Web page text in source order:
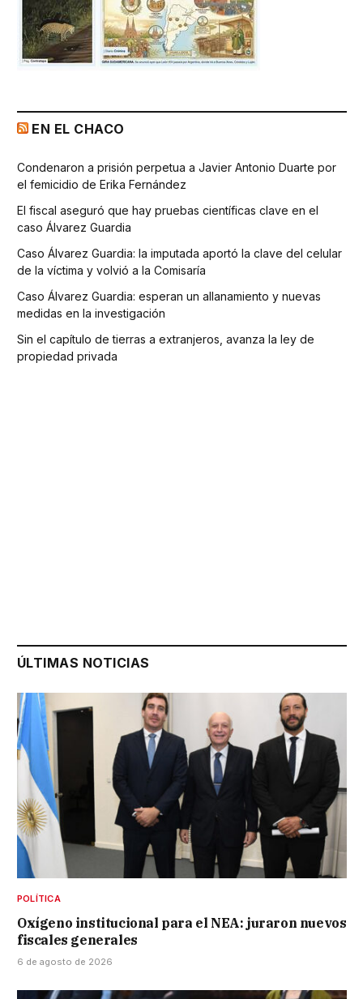
EN EL CHACO
Condenaron a prisión perpetua a Javier Antonio Duarte por
el femicidio de Erika Fernández
El fiscal aseguró que hay pruebas científicas clave en el
caso Álvarez Guardia
Caso Álvarez Guardia: la imputada aportó la clave del celular
de la víctima y volvió a la Comisaría
Caso Álvarez Guardia: esperan un allanamiento y nuevas
medidas en la investigación
Sin el capítulo de tierras a extranjeros, avanza la ley de
propiedad privada
ÚLTIMAS NOTICIAS
POLÍTICA
Oxígeno institucional para el NEA: juraron nuevos
fiscales generales
6 de agosto de 2026